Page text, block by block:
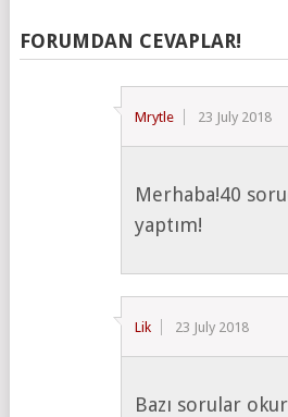
FORUMDAN CEVAPLAR!
Mrytle 23 July 2018
Merhaba!40
yaptım!
Lik 23 July 2018
Bazı sorular